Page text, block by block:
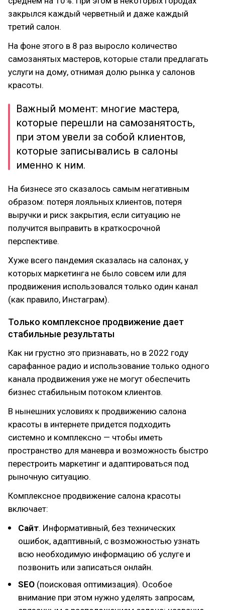
закрылся каждый черветный и даже каждый
третий салон.
На фоне этого в 8 раз выросло количество
самозанятых мастеров, которые стали предлагать
услуги на дому, отнимая долю рынка у салонов
красоты.
Важный момент: многие мастера,
которые перешли на самозанятость,
при этом увели за собой клиентов,
которые записывались в салоны
именно к ним.
На бизнесе это сказалось самым негативным
образом: потеря лояльных клиентов, потеря
выручки и риск закрытия, если ситуацию не
получится выправить в краткосрочной
перспективе.
Хуже всего пандемия сказалась на салонах, у
которых маркетинга не было совсем или для
продвижения использовался только один канал
(как правило, Инстаграм).
Только комплексное продвижение дает
стабильные результаты
Как ни грустно это признавать, но в 2022 году
сарафанное радио и использование только одного
канала продвижения уже не могут обеспечить
бизнес стабильным потоком клиентов.
В нынешних условиях к продвижению салона
красоты в интернете придется подходить
системно и комплексно — чтобы иметь
пространство для маневра и возможность быстро
перестроить маркетинг и адаптироваться под
рыночную ситуацию.
Комплексное продвижение салона красоты
включает:
Сайт. Информативный, без технических
ошибок, адаптивный, с возможностью узнать
всю необходимую информацию об услуге и
позвонить или записаться онлайн.
SEO (поисковая оптимизация). Особое
внимание при этом нужно уделять запросам,